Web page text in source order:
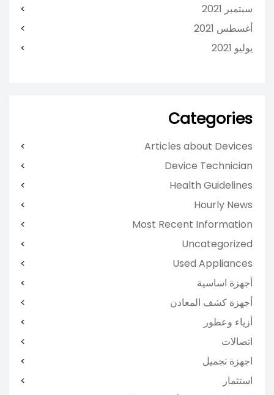
سبتمبر 2021
أغسطس 2021
يوليو 2021
Categories
Articles about Devices
Device Technician
Health Guidelines
Hourly News
Most Recent Information
Uncategorized
Used Appliances
أجهزة اساسية
أجهزة كشف المعادن
أزياء وعطور
اتصالات
اجهزة تجميل
استثمار